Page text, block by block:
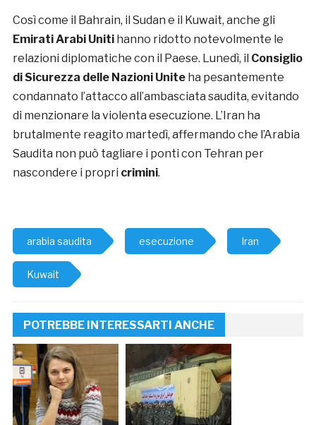
Così come il Bahrain, il Sudan e il Kuwait, anche gli
Emirati Arabi Unitihanno ridotto notevolmente le
relazioni diplomatiche con il Paese. Lunedì, il Consiglio
di Sicurezza delle Nazioni Uniteha pesantemente
condannato l’attacco all’ambasciata saudita, evitando
di menzionare la violenta esecuzione. L’Iran ha
brutalmente reagito martedì, affermando che l’Arabia
Saudita non può tagliare i ponti con Tehran per
nascondere i propri crimini.
arabia saudita esecuzione Iran
Kuwait
POTREBBE INTERESSARTI ANCHE